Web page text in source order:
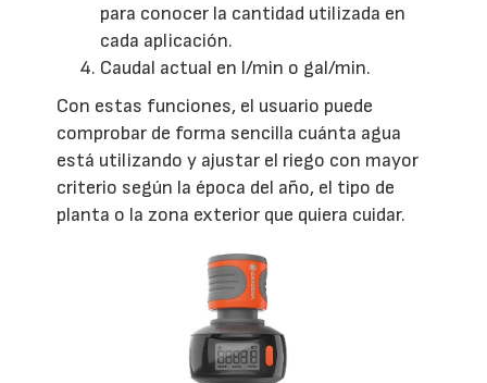
para conocer la cantidad utilizada en
cada aplicación.
Caudal actual en l/min o gal/min.
Con estas funciones, el usuario puede
comprobar de forma sencilla cuánta agua
está utilizando y ajustar el riego con mayor
criterio según la época del año, el tipo de
planta o la zona exterior que quiera cuidar.